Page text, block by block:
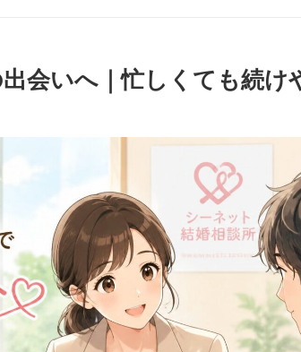
会いへ｜忙しくても続け